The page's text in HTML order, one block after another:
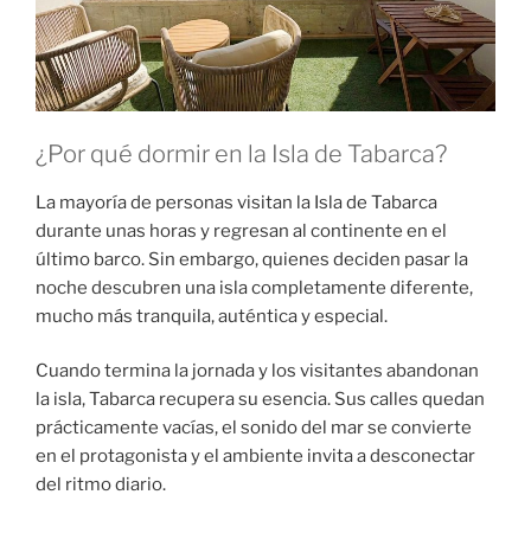
¿Por qué dormir en la Isla de Tabarca?
La mayoría de personas visitan la Isla de Tabarca
durante unas horas y regresan al continente en el
último barco. Sin embargo, quienes deciden pasar la
noche descubren una isla completamente diferente,
mucho más tranquila, auténtica y especial.
Cuando termina la jornada y los visitantes abandonan
la isla, Tabarca recupera su esencia. Sus calles quedan
prácticamente vacías, el sonido del mar se convierte
en el protagonista y el ambiente invita a desconectar
del ritmo diario.